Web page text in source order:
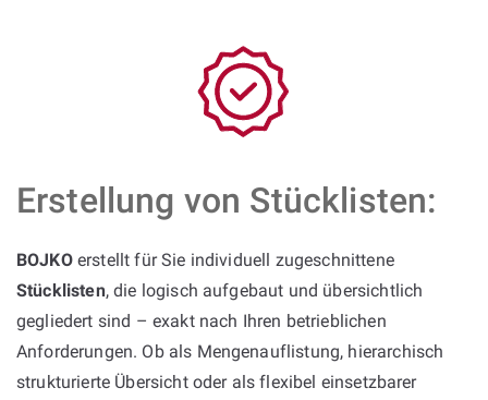
Erstellung von Stücklisten:
BOJKOerstellt für Sie individuell zugeschnittene
Stücklisten, die logisch aufgebaut und übersichtlich
gegliedert sind – exakt nach Ihren betrieblichen
Anforderungen. Ob als Mengenauflistung, hierarchisch
strukturierte Übersicht oder als flexibel einsetzbarer